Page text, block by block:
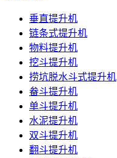
垂直提升机
链条式提升机
物料提升机
挖斗提升机
捞坑脱水斗式提升机
畚斗提升机
单斗提升机
水泥提升机
双斗提升机
翻斗提升机